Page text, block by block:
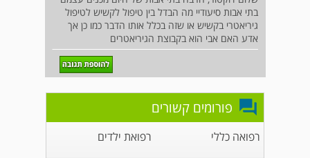
בתי אבות סיעודיי מה הבדל בין טיפול לקשיש לטיפול
גיריאטרי בקשיש או שזה בכלל אותו הדבר כמו כן אך
אדע האם אבי הוא בקבוצת הגיריאטרים
פורומים קשורים
רפואה כללי רפואת ילדים